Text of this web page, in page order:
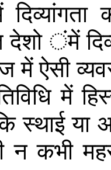
दिव्यांगता
देशो ंमें
में ऐसी
में
स्थाई या
न कभी